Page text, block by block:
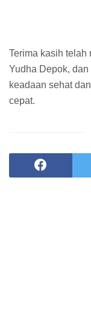
Terima kasih telah
Yudha Depok,
keadaan sehat
cepat.